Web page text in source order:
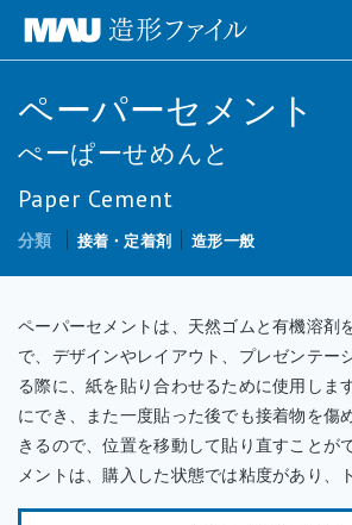
ペーパーセメント
ぺーぱーせめんと
Paper Cement
分類 接着・定着剤 造形一般
ペーパーセメントは、天然ゴムと有機溶剤
で、デザインやレイアウト、プレゼンテー
る際に、紙を貼り合わせるために使用しま
にでき、また一度貼った後でも接着物を傷
きるので、位置を移動して貼り直すことが
メントは、購入した状態では粘度があり、
別売りのディスペンサー（小分けするため